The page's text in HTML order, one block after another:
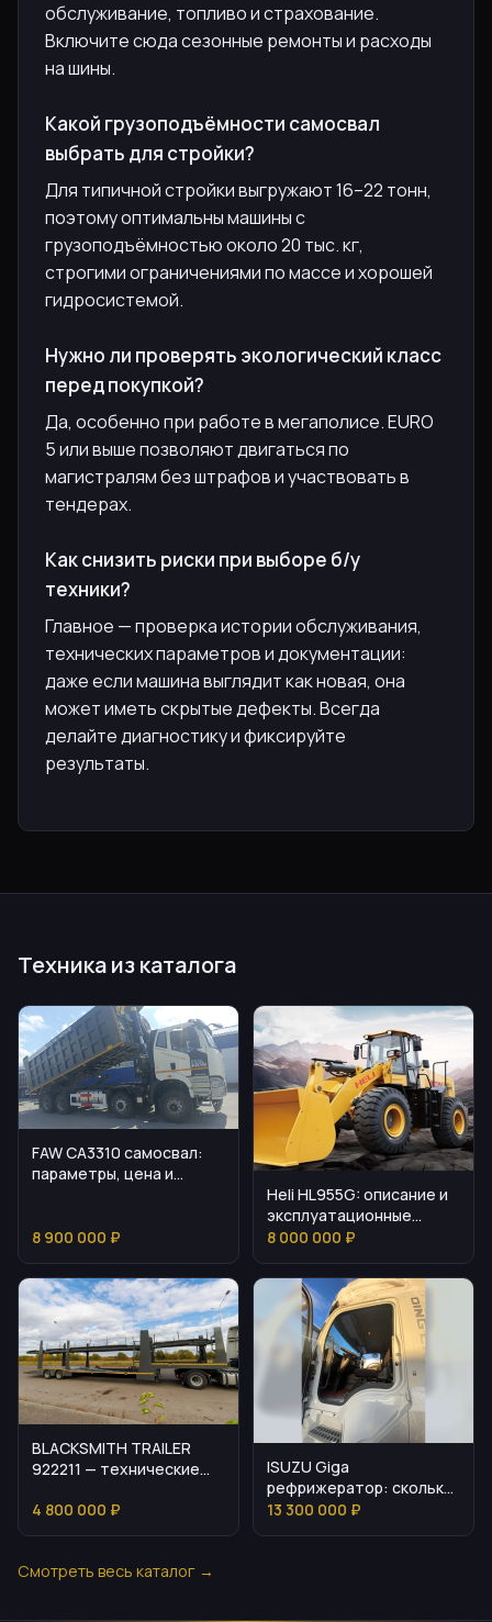
обслуживание, топливо и страхование.
Включите сюда сезонные ремонты и расходы
на шины.
Какой грузоподъёмности самосвал
выбрать для стройки?
Для типичной стройки выгружают 16–22 тонн,
поэтому оптимальны машины с
грузоподъёмностью около 20 тыс. кг,
строгими ограничениями по массе и хорошей
гидросистемой.
Нужно ли проверять экологический класс
перед покупкой?
Да, особенно при работе в мегаполисе. EURO
5 или выше позволяют двигаться по
магистралям без штрафов и участвовать в
тендерах.
Как снизить риски при выборе б/у
техники?
Главное — проверка истории обслуживания,
технических параметров и документации:
даже если машина выглядит как новая, она
может иметь скрытые дефекты. Всегда
делайте диагностику и фиксируйте
результаты.
Техника из каталога
FAW CA3310 самосвал:
параметры, цена и
8 900 000 ₽
Heli HL955G: описание и
эксплуатационные
нюансы
8 000 000 ₽
BLACKSMITH TRAILER
922211 — технические
эксплуатационные
нюансы
4 800 000 ₽
ISUZU Giga
рефрижератор: сколько
стоит и как подобрать
13 300 000 ₽
Смотреть весь каталог →